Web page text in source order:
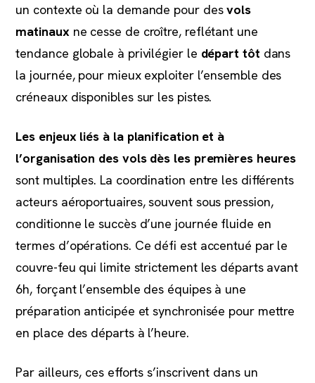
un contexte où la demande pour desvols
matinauxne cesse de croître, reflétant une
tendance globale à privilégier le départ tôt dans
la journée, pour mieux exploiter l’ensemble des
créneaux disponibles sur les pistes.
Les enjeux liés à la planification et à
l’organisation des vols dès les premières heures
sont multiples. La coordination entre les différents
acteurs aéroportuaires, souvent sous pression,
conditionne le succès d’une journée fluide en
termes d’opérations. Ce défi est accentué par le
couvre-feu qui limite strictement les départs avant
6h, forçant l’ensemble des équipes à une
préparation anticipée et synchronisée pour mettre
en place des départs à l’heure.
Par ailleurs, ces efforts s’inscrivent dans un